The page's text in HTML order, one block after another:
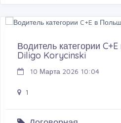
Водитель категории
Diligo Korycinski
10 Марта 2026 10:04
1